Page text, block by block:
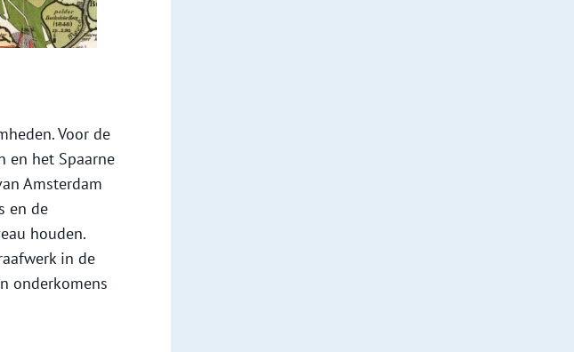
Voor de
en het Spaarne
Amsterdam
en de
houden.
in de
onderkomens